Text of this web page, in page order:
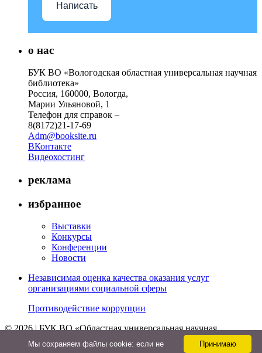
Написать
о нас
БУК ВО «Вологодская областная универсальная научная
библиотека»
Россия, 160000, Вологда,
Марии Ульяновой, 1
Телефон для справок –
8(8172)21-17-69
Adm@booksite.ru
ВКонтакте
Видеохостинг
реклама
избранное
Выставки
Конкурсы
Конференции
Новости
Независимая оценка качества оказания услуг
организациями социальной сферы
Противодействие коррупции
© 2026 | БУК ВО «Областная универсальная научная
библиотека»
Принимаю
Мы cохраняем файлы cookie: если не